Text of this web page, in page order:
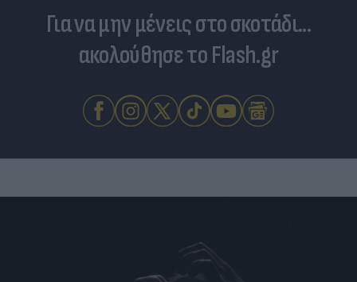
Για να μην μένεις στο σκοτάδι...
ακολούθησε το Flash.gr